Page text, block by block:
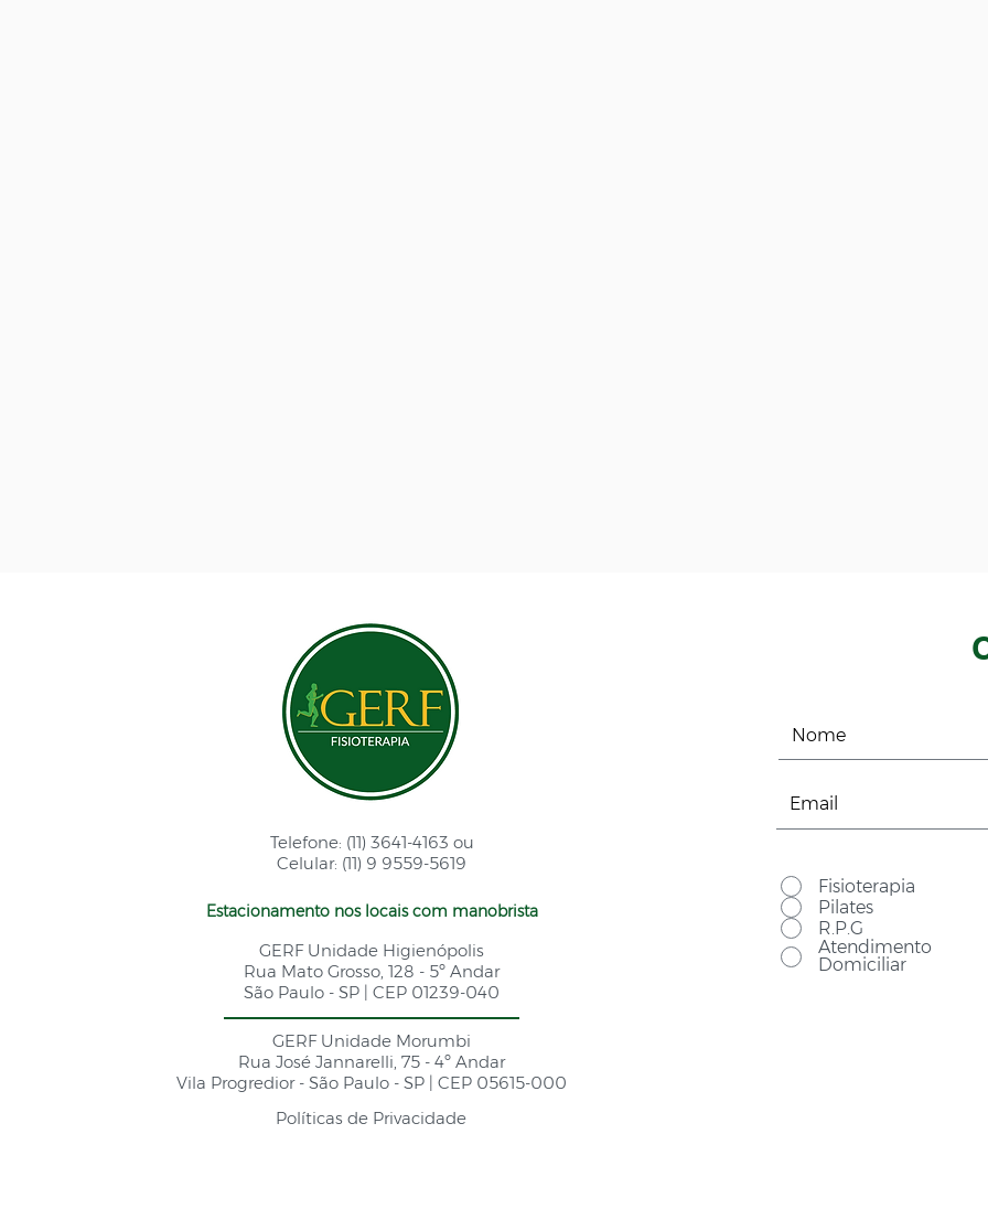
Telefone: (11) 3641-4163 ou
Celular: (11) 9 9559-5619
Estacionamento nos locais com manobrista
GERF Unidade Higienópolis
Rua Mato Grosso, 128 - 5º Andar
São Paulo - SP | CEP 01239-040
GERF Unidade Morumbi
Rua José Jannarelli, 75 - 4º Andar
Vila Progredior - São Paulo - SP | CEP 05615-000
Políticas de Privacidade
Fisioterapia
Pilates
R.P.G
Atendimento
Domiciliar